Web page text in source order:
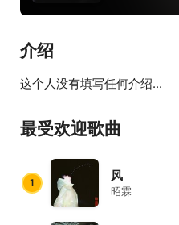
介绍
这个人没有填写任何介绍...
最受欢迎歌曲
1 风
昭霖